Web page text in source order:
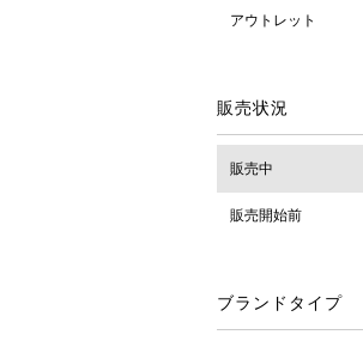
アウトレット
販売状況
販売中
販売開始前
ブランドタイプ